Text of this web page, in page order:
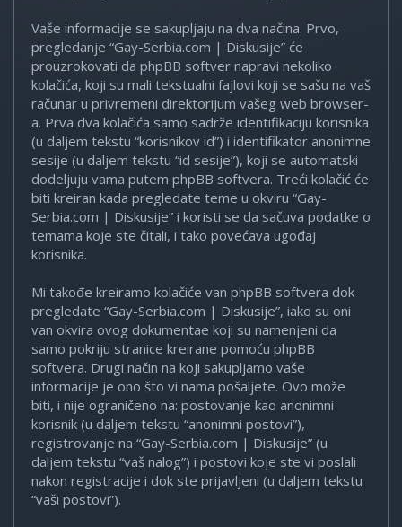
Vaše informacije se sakupljaju na dva načina. Prvo,
pregledanje “Gay-Serbia.com | Diskusije” će
prouzrokovati da phpBB softver napravi nekoliko
kolačića, koji su mali tekstualni fajlovi koji se sašu na vaš
računar u privremeni direktorijum vašeg web browser-
a. Prva dva kolačića samo sadrže identifikaciju korisnika
(u daljem tekstu “korisnikov id”) i identifikator anonimne
sesije (u daljem tekstu “id sesije”), koji se automatski
dodeljuju vama putem phpBB softvera. Treći kolačić će
biti kreiran kada pregledate teme u okviru “Gay-
Serbia.com | Diskusije” i koristi se da sačuva podatke o
temama koje ste čitali, i tako povećava ugođaj
korisnika.
Mi takođe kreiramo kolačiće van phpBB softvera dok
pregledate “Gay-Serbia.com | Diskusije”, iako su oni
van okvira ovog dokumentae koji su namenjeni da
samo pokriju stranice kreirane pomoću phpBB
softvera. Drugi način na koji sakupljamo vaše
informacije je ono što vi nama pošaljete. Ovo može
biti, i nije ograničeno na: postovanje kao anonimni
korisnik (u daljem tekstu “anonimni postovi”),
registrovanje na “Gay-Serbia.com | Diskusije” (u
daljem tekstu “vaš nalog”) i postovi koje ste vi poslali
nakon registracije i dok ste prijavljeni (u daljem tekstu
“vaši postovi”).